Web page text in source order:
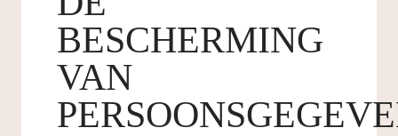
BESCHERMING
VAN